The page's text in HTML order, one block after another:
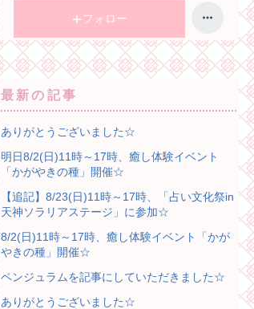
ン
グ
降
キ
ン
下
降
フォロー
最新の記事
ありがとうございました☆
明日8/2(日)11時～17時、癒し体験イベント
「かがやきの種」開催☆
【追記】8/23(日)11時～17時、「占い文化祭in
天神ソラリアステージ」に参加☆
8/2(日)11時～17時、癒し体験イベント「かが
やきの種」開催☆
ペンジュラムを記事にしていただきました☆
ありがとうございました☆